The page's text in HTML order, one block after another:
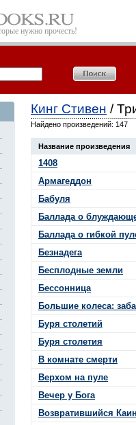
нужно прочесть!
Кинг Стивен /
Найдено произведений: 147
Название произведения
1408
Армагеддон
Бабуля
Баллада о
Баллада о гибкой
Безнадега
Бесплодные земли
Бессонница
Большие колеса:
Буря столетий
Буря столетия
В комнате смерти
Верхом на пуле
Вечер у Бога
Возвратившийся